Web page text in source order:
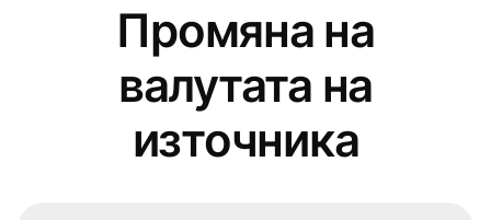
Промяна на
валутата на
източника